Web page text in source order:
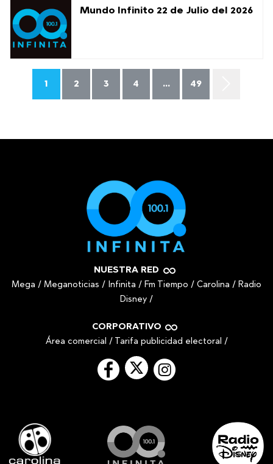
Mundo Infinito 22 de Julio del 2026
1 2 3 4 ... 49
NUESTRA RED
Mega / Meganoticias / Infinita / Fm Tiempo / Carolina / Radio
Disney /
CORPORATIVO
Área comercial / Tarifa publicidad electoral /